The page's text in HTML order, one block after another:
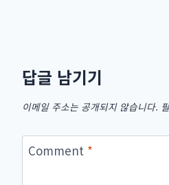
답글 남기기
이메일 주소는 공개되지 않습니다.
Comment *